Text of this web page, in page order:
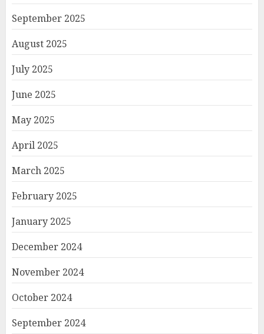
September 2025
August 2025
July 2025
June 2025
May 2025
April 2025
March 2025
February 2025
January 2025
December 2024
November 2024
October 2024
September 2024